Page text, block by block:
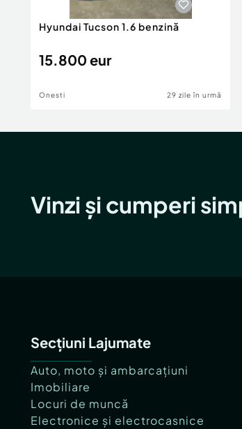
Hyundai Tucson 1.6 benzină
15.800 eur
Onesti 29 zile în urmă
Vinzi și cumperi
Secțiuni Lajumate
Auto, moto și ambarcațiuni
Imobiliare
Locuri de muncă
Electronice și electrocasnice